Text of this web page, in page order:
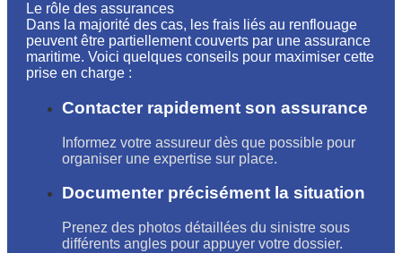
Le rôle des assurances
Dans la majorité des cas, les frais liés au renflouage
peuvent être partiellement couverts par une assurance
maritime. Voici quelques conseils pour maximiser cette
prise en charge :
Contacter rapidement son assurance
Informez votre assureur dès que possible pour
organiser une expertise sur place.
Documenter précisément la situation
Prenez des photos détaillées du sinistre sous
différents angles pour appuyer votre dossier.